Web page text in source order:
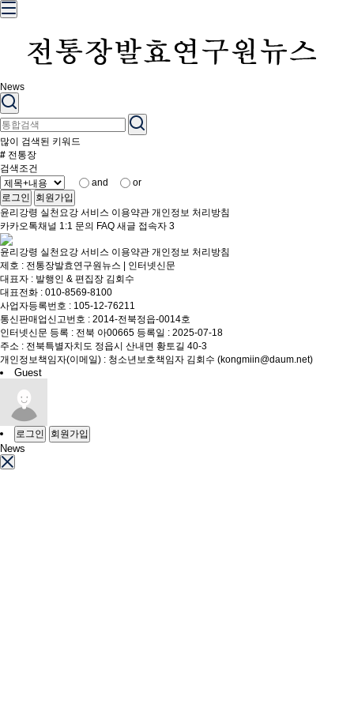
News
많이 검색된 키워드
# 전통장
검색조건
and
or
로그인
회원가입
윤리강령 실천요강 서비스 이용약관 개인정보 처리방침
카카오톡채널 1:1 문의 FAQ 새글 접속자 3
윤리강령 실천요강 서비스 이용약관 개인정보 처리방침
제호 : 전통장발효연구원뉴스 | 인터넷신문
대표자 : 발행인 & 편집장 김회수
대표전화 : 010-8569-8100
사업자등록번호 : 105-12-76211
통신판매업신고번호 : 2014-전북정읍-0014호
인터넷신문 등록 : 전북 아00665 등록일 : 2025-07-18
주소 : 전북특별자치도 정읍시 산내면 황토길 40-3
개인정보책임자(이메일) : 청소년보호책임자 김회수 (kongmiin@daum.net)
Guest
로그인 회원가입
News